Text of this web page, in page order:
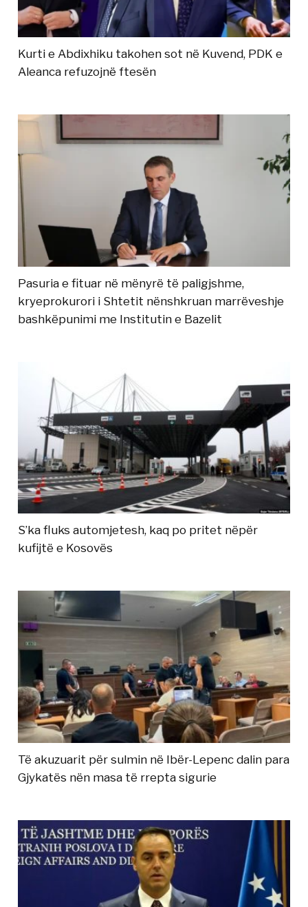
Kurti e Abdixhiku takohen sot në Kuvend, PDK e
Aleanca refuzojnë ftesën
Pasuria e fituar në mënyrë të paligjshme,
kryeprokurori i Shtetit nënshkruan marrëveshje
bashkëpunimi me Institutin e Bazelit
S’ka fluks automjetesh, kaq po pritet nëpër
kufijtë e Kosovës
Të akuzuarit për sulmin në Ibër-Lepenc dalin para
Gjykatës nën masa të rrepta sigurie